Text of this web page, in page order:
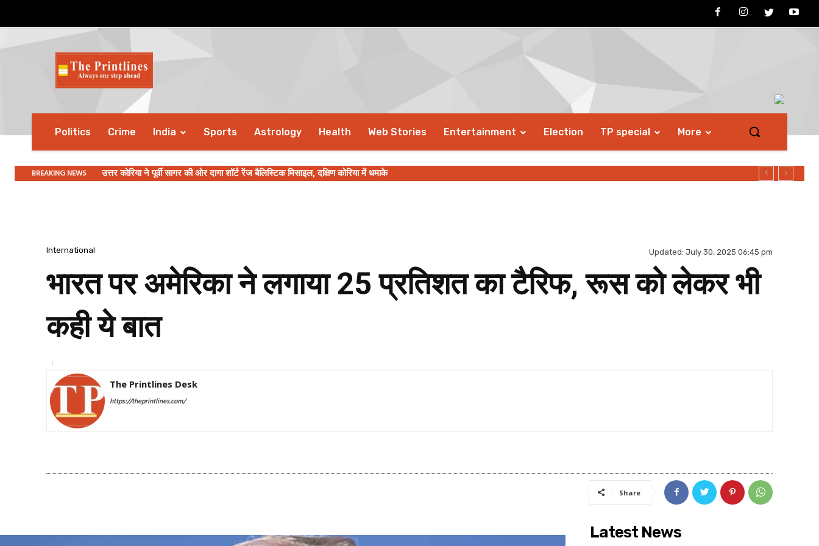
Politics Crime India Sports Astrology Health Web Stories Entertainment Election TP special More
BREAKING NEWS उत्तर कोरिया ने पूर्वी सागर की ओर दागा शॉर्ट रेंज बैलिस्टिक मिसाइल, दक्षिण कोरिया में धमाके
PM Modi की अध्यक्षता में कैबिनेट ने 23,731 करोड़ रुपए की ‘गोबरधन’ योजना को मंजूरी दी, किसानों के सशक्तिकरण और बायोगैस क्षेत्र को मिलेगा...
International Updated: July 30, 2025 06:45 pm
भारत पर अमेरिका ने लगाया 25 प्रतिशत का टैरिफ, रूस को लेकर भी
कही ये बात
The Printlines Desk
https://theprintlines.com/
Share
Latest News